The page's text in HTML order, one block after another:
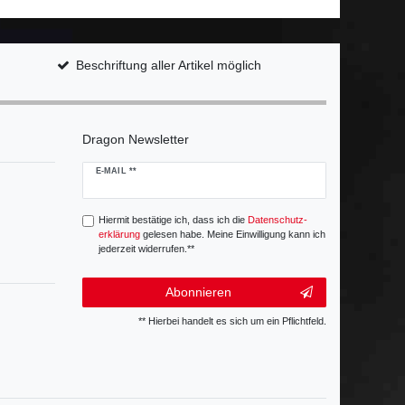
Beschriftung aller Artikel möglich
Dragon Newsletter
E-MAIL **
Newsletter
Hiermit bestätige ich, dass ich die Daten­schutz­
erklärunggelesen habe. Meine Einwilligung kann ich
jederzeit widerrufen.**
Abonnieren
** Hierbei handelt es sich um ein Pflichtfeld.